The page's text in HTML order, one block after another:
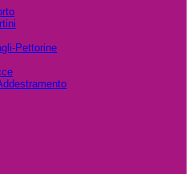
Pettorine